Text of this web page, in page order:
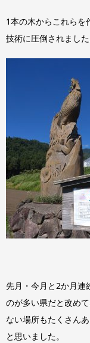
1本の木からこれらを
技術に圧倒されました
先月・今月と2か月連
のが多い県だと改め
ない場所もたくさん
と思いました。